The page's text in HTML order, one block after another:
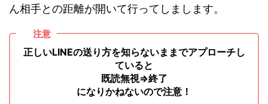
ん相手との距離が開いて行ってしまします。
注意
正しいLINEの送り方を知らないままでアプローチし
ていると
既読無視⇒終了
になりかねないので注意！